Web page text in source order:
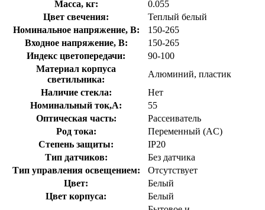
Масса, кг:
0.055
Цвет свечения:
Теплый белый
Номинальное напряжение, В:
150-265
Входное напряжение, В:
150-265
Индекс цветопередачи:
90-100
Материал корпуса
светильника:
Алюминий, пластик
Наличие стекла:
Нет
Номинальный ток,А:
55
Оптическая часть:
Рассеиватель
Род тока:
Переменный (AC)
Степень защиты:
IP20
Тип датчиков:
Без датчика
Тип управления освещением:
Отсутствует
Цвет:
Белый
Цвет корпуса:
Белый